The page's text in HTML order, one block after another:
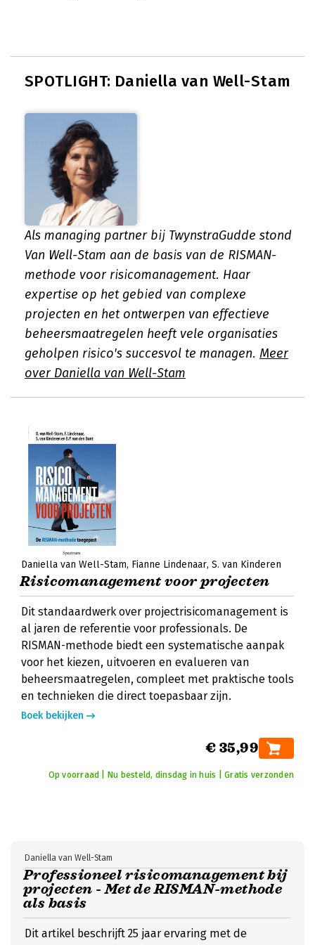
SPOTLIGHT: Daniella van Well-Stam
Als managing partner bij TwynstraGudde stond
Van Well-Stam aan de basis van de RISMAN-
methode voor risicomanagement. Haar
expertise op het gebied van complexe
projecten en het ontwerpen van effectieve
beheersmaatregelen heeft vele organisaties
geholpen risico's succesvol te managen. Meer
over Daniella van Well-Stam
Daniella van Well-Stam Fianne Lindenaar S. van Kinderen
Risicomanagement voor projecten
Dit standaardwerk over projectrisicomanagement is
al jaren de referentie voor professionals. De
RISMAN-methode biedt een systematische aanpak
voor het kiezen, uitvoeren en evalueren van
beheersmaatregelen, compleet met praktische tools
en technieken die direct toepasbaar zijn.
Boek bekijken
€ 35,99
Op voorraad | Nu besteld, dinsdag in huis | Gratis verzonden
Professioneel risicomanagement bij
projecten - Met de RISMAN-methode
als basis
Daniella van Well-Stam
Dit artikel beschrijft 25 jaar ervaring met de